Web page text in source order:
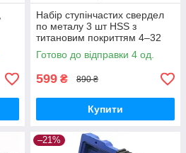
Набір ступінчастих свердел
по металу 3 шт HSS з
титановим покриттям 4–32
мм у кейсі
Готово до відправки 4 од.
599 ₴ 890 ₴
Купити
–21%